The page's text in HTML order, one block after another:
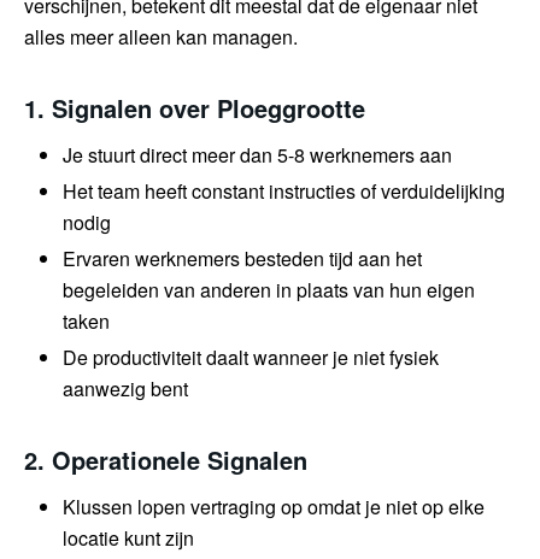
verschijnen, betekent dit meestal dat de eigenaar niet
alles meer alleen kan managen.
1. Signalen over Ploeggrootte
Je stuurt direct meer dan 5-8 werknemers aan
Het team heeft constant instructies of verduidelijking
nodig
Ervaren werknemers besteden tijd aan het
begeleiden van anderen in plaats van hun eigen
taken
De productiviteit daalt wanneer je niet fysiek
aanwezig bent
2. Operationele Signalen
Klussen lopen vertraging op omdat je niet op elke
locatie kunt zijn